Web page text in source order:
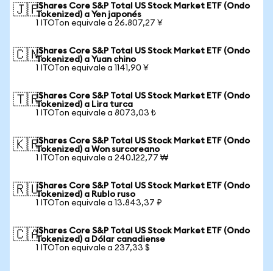
🇯🇵iShares Core S&P Total US Stock Market ETF (Ondo
Tokenized) a Yen japonés
1 ITOTon equivale a 26.807,27 ¥
🇨🇳iShares Core S&P Total US Stock Market ETF (Ondo
Tokenized) a Yuan chino
1 ITOTon equivale a 1141,90 ¥
🇹🇷iShares Core S&P Total US Stock Market ETF (Ondo
Tokenized) a Lira turca
1 ITOTon equivale a 8073,03 ₺
🇰🇷iShares Core S&P Total US Stock Market ETF (Ondo
Tokenized) a Won surcoreano
1 ITOTon equivale a 240.122,77 ₩
🇷🇺iShares Core S&P Total US Stock Market ETF (Ondo
Tokenized) a Rublo ruso
1 ITOTon equivale a 13.843,37 ₽
🇨🇦iShares Core S&P Total US Stock Market ETF (Ondo
Tokenized) a Dólar canadiense
1 ITOTon equivale a 237,33 $